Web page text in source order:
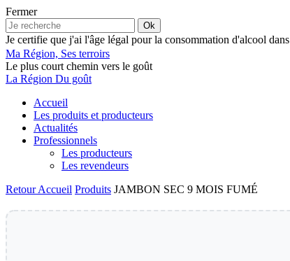
Fermer
Ok
Je certifie que j'ai l'âge légal pour la consommation d'alcool
Ma Région, Ses terroirs
Le plus court chemin vers le goût
La Région Du goût
Accueil
Les produits et producteurs
Actualités
Professionnels
Les producteurs
Les revendeurs
RetourAccueil Produits JAMBON SEC 9 MOIS FUMÉ